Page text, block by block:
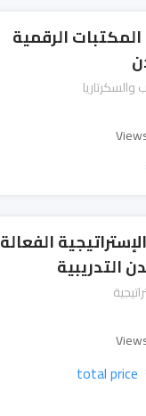
الرقمية
والسكرتاريا
الفعالة
التدريبية
total price